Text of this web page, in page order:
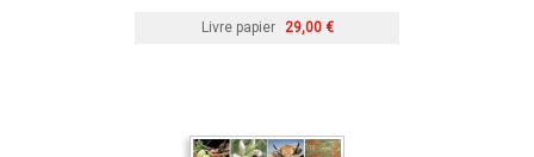
Livre papier 29,00 €